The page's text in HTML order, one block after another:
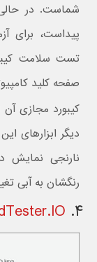
شماست. در
پیداست، برای
تست سلامت
صفحه کلید
کیبورد مجازی
دیگر ابزارهای
نارنجی نمایش
رنگشان به آبی
۴.